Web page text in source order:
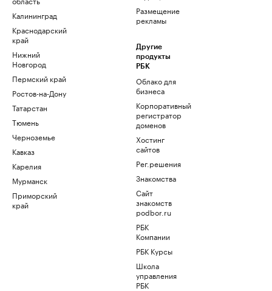
Калининград
Краснодарский
край
Нижний
Новгород
Пермский край
Ростов-на-Дону
Татарстан
Тюмень
Черноземье
Кавказ
Карелия
Мурманск
Приморский
край
Размещение
рекламы
Другие
продукты
РБК
Облако для
бизнеса
Корпоративный
регистратор
доменов
Хостинг
сайтов
Рег.решения
Знакомства
Сайт
знакомств
podbor.ru
РБК
Компании
РБК Курсы
Школа
управления
РБК